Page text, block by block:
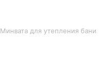
Минвата для утепления бани